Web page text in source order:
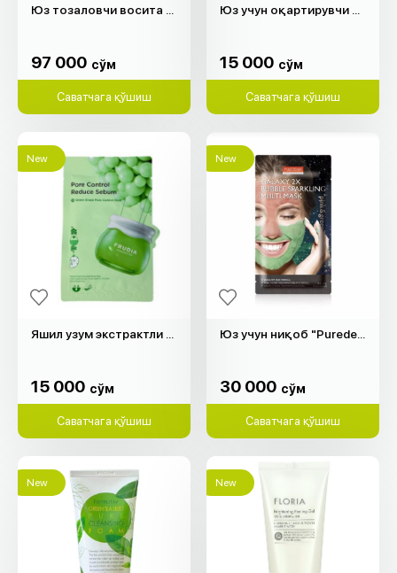
97 000 cўм
Саватчага қўшиш
15 000 cўм
Саватчага қўшиш
New
15 000 cўм
Саватчага қўшиш
New
30 000 cўм
Саватчага қўшиш
New New